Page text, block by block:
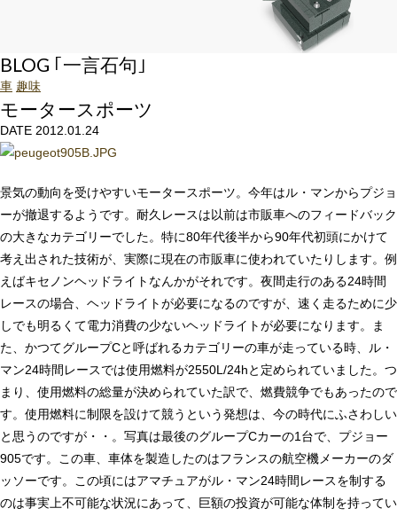
BLOG ｢一言石句｣
車 趣味
モータースポーツ
DATE 2012.01.24
景気の動向を受けやすいモータースポーツ。今年はル・マンからプジョ
ーが撤退するようです。耐久レースは以前は市販車へのフィードバック
の大きなカテゴリーでした。特に80年代後半から90年代初頭にかけて
考え出された技術が、実際に現在の市販車に使われていたりします。例
えばキセノンヘッドライトなんかがそれです。夜間走行のある24時間
レースの場合、ヘッドライトが必要になるのですが、速く走るために少
しでも明るくて電力消費の少ないヘッドライトが必要になります。ま
た、かつてグループCと呼ばれるカテゴリーの車が走っている時、ル・
マン24時間レースでは使用燃料が2550L/24hと定められていました。つ
まり、使用燃料の総量が決められていた訳で、燃費競争でもあったので
す。使用燃料に制限を設けて競うという発想は、今の時代にふさわしい
と思うのですが・・。写真は最後のグループCカーの1台で、プジョー
905です。この車、車体を製造したのはフランスの航空機メーカーのダ
ッソーです。この頃にはアマチュアがル・マン24時間レースを制する
のは事実上不可能な状況にあって、巨額の投資が可能な体制を持ってい